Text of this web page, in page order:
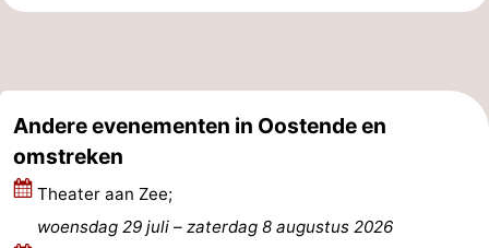
Haan
Bredene
-
Middelkerke
-
Westende
Andere evenementen in Oostende en
omstreken
Theater aan Zee;
woensdag 29 juli –
zaterdag 8 augustus 2026